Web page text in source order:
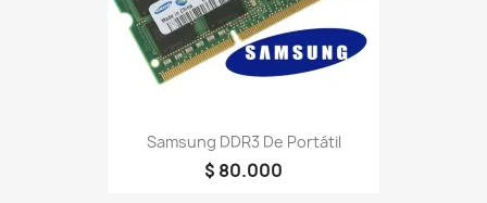
Samsung DDR3 De Portátil
$ 80.000